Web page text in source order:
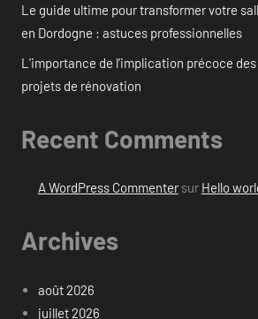
Le guide ultime pour transformer votre
en Dordogne : astuces professionnelles
L’importance de l’implication précoce
projets de rénovation
Recent Comments
A WordPress Commentersur Hello
Archives
août 2026
juillet 2026